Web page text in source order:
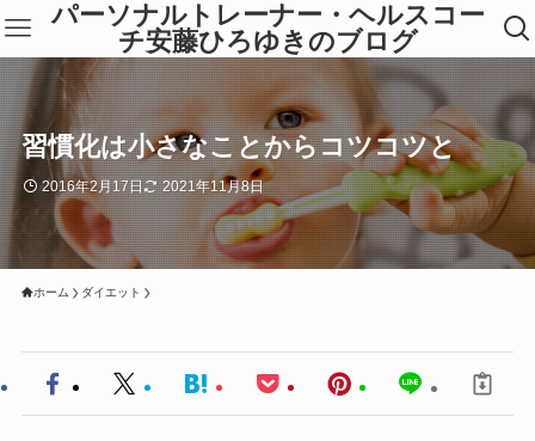
パーソナルトレーナー・ヘルスコー
チ安藤ひろゆきのブログ
習慣化は小さなことからコツコツと
2016年2月17日 2021年11月8日
ホーム ダイエット